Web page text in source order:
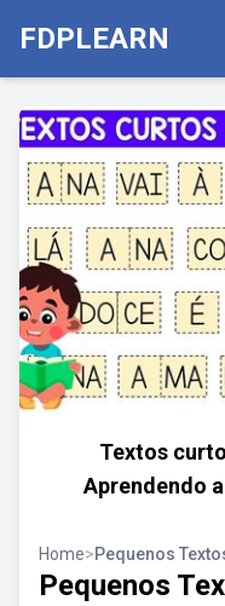
FDPLEARN
Textos
Aprendendo
Home>Pequenos
Pequenos